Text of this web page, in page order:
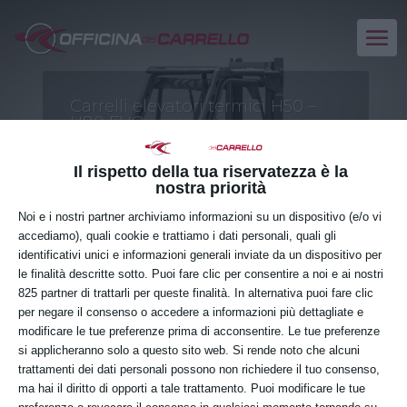
Il rispetto della tua riservatezza è la
nostra priorità
Noi e i nostri partner archiviamo informazioni su un dispositivo (e/o vi
accediamo), quali cookie e trattiamo i dati personali, quali gli
identificativi unici e informazioni generali inviate da un dispositivo per
le finalità descritte sotto. Puoi fare clic per consentire a noi e ai nostri
825 partner di trattarli per queste finalità. In alternativa puoi fare clic
per negare il consenso o accedere a informazioni più dettagliate e
modificare le tue preferenze prima di acconsentire. Le tue preferenze
si applicheranno solo a questo sito web. Si rende noto che alcuni
trattamenti dei dati personali possono non richiedere il tuo consenso,
ma hai il diritto di opporti a tale trattamento. Puoi modificare le tue
Carrelli elevatori termici H50 –
H80 EVO
UN COLLABORATORE
RESISTENTE
Per tornare alla gamma
di prodotti Linde
Clicca qui